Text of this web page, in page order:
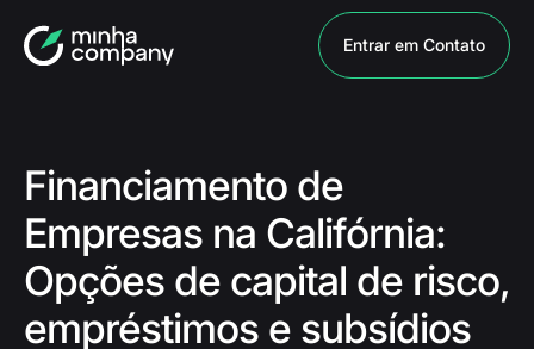
Entrar em Contato
Financiamento de
Empresas na Califórnia:
Opções de capital de risco,
empréstimos e subsídios